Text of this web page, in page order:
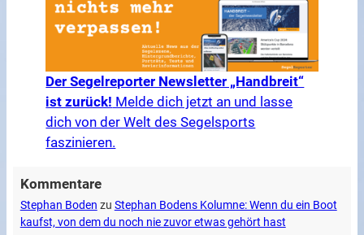
Der Segelreporter Newsletter „Handbreit“
ist zurück! Melde dich jetzt an und lasse
dich von der Welt des Segelsports
faszinieren.
Kommentare
Stephan Boden zu Stephan Bodens Kolumne: Wenn du ein Boot
kaufst, von dem du noch nie zuvor etwas gehört hast